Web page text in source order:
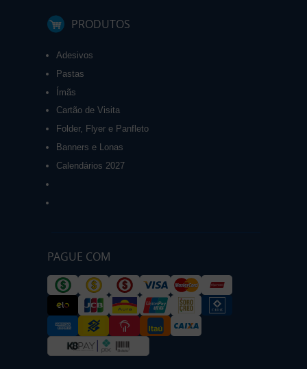
PRODUTOS
Adesivos
Pastas
Ímãs
Cartão de Visita
Folder, Flyer e Panfleto
Banners e Lonas
Calendários 2027
PAGUE COM